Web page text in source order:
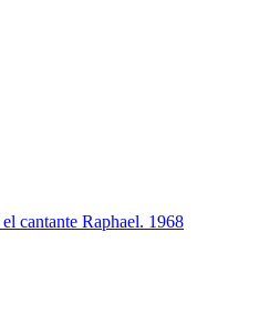
cantante Raphael. 1968